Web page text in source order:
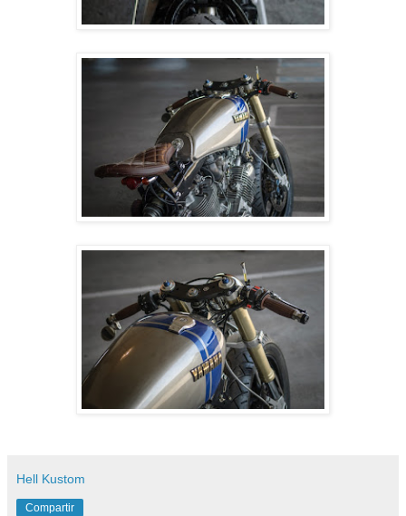
Hell Kustom
Compartir